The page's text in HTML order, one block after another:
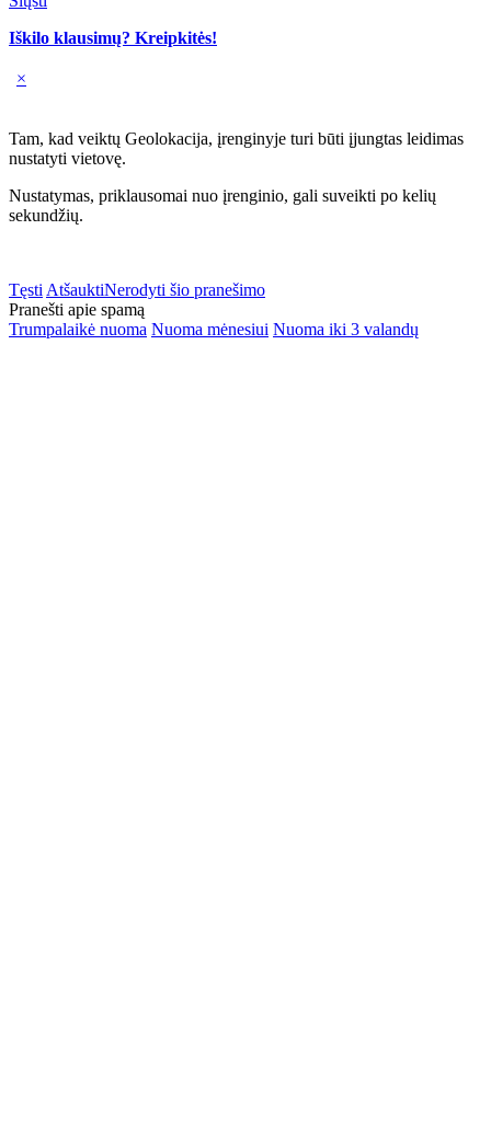
Iškilo klausimų? Kreipkitės!
×
Tam, kad veiktų Geolokacija, įrenginyje turi būti įjungtas leidimas
nustatyti vietovę.
Nustatymas, priklausomai nuo įrenginio, gali suveikti po kelių
sekundžių.
Tęsti AtšauktiNerodyti šio pranešimo
Pranešti apie spamą
Trumpalaikė nuoma Nuoma mėnesiui Nuoma iki 3 valandų